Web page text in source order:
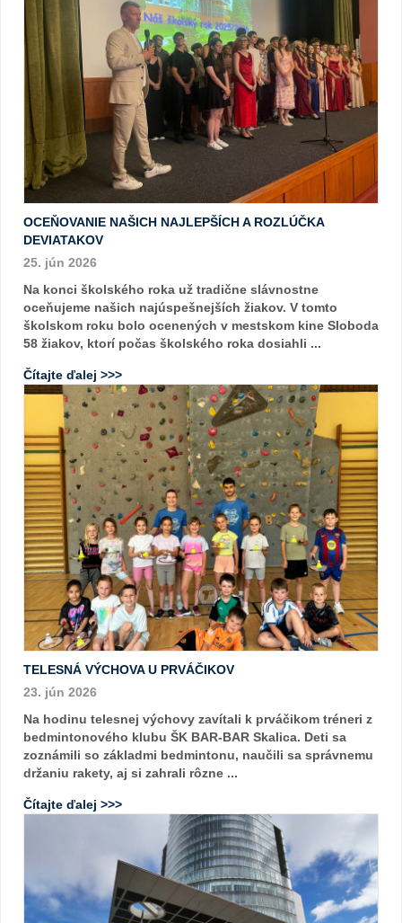
OCEŇOVANIE NAŠICH NAJLEPŠÍCH A ROZLÚČKA
DEVIATAKOV
25. jún 2026
Na konci školského roka už tradične slávnostne
oceňujeme našich najúspešnejších žiakov. V tomto
školskom roku bolo ocenených v mestskom kine Sloboda
58 žiakov, ktorí počas školského roka dosiahli ...
Čítajte ďalej >>>
TELESNÁ VÝCHOVA U PRVÁČIKOV
23. jún 2026
Na hodinu telesnej výchovy zavítali k prváčikom tréneri z
bedmintonového klubu ŠK BAR-BAR Skalica. Deti sa
zoznámili so základmi bedmintonu, naučili sa správnemu
držaniu rakety, aj si zahrali rôzne ...
Čítajte ďalej >>>